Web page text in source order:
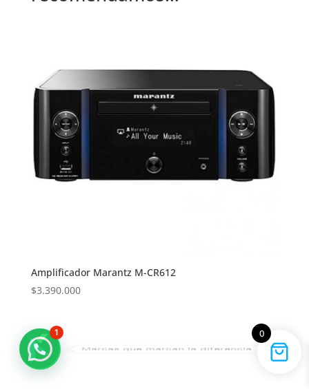
Amplificador Marantz M-CR612
$3.390.000
0
Marcas que marcan la diferencia
1